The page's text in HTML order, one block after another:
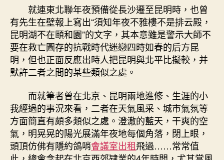
就連東北聯年夜預備從長沙遷至昆明時，也曾
有先生在壁報上寫出“須知年夜不雅樓不是排云殿，
昆明湖不在頤和園”的文字，其本意雖是警示大師不
要在救亡圖存的抗戰時代迷戀四時如春的后方昆
明，但也正面反應出時人把昆明與北平比擬較，并
默許二者之間的某些類似之處。
而就筆者曾在北京、昆明兩地進修、生涯的小
我經過的事況來看，二者在天氣風采、城市氣氛等
方面簡直有頗多類似之處。澄澈的藍天，干爽的空
氣，明晃晃的陽光展滿年夜地每個角落，閉上眼，
頭頂仿佛有隱約鴿哨會議室出租飛過……常常值